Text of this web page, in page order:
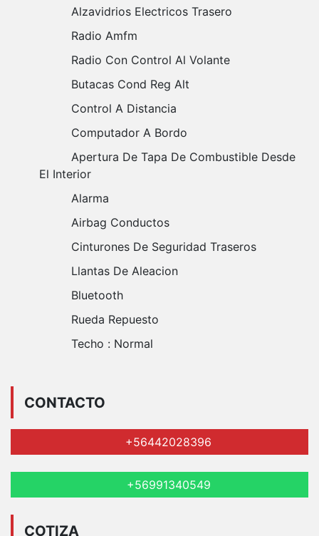
Alzavidrios Electricos Trasero
Radio Amfm
Radio Con Control Al Volante
Butacas Cond Reg Alt
Control A Distancia
Computador A Bordo
El Interior
Alarma
Airbag Conductos
Cinturones De Seguridad Traseros
Llantas De Aleacion
Bluetooth
Rueda Repuesto
Techo : Normal
CONTACTO
+56442028396
+56991340549
COTIZA